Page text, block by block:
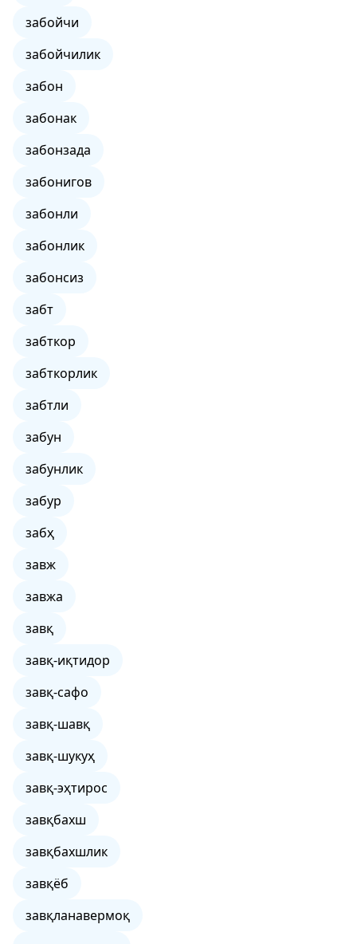
забойчи
забойчилик
забон
забонак
забонзада
забонигов
забонли
забонлик
забонсиз
забт
забткор
забткорлик
забтли
забун
забунлик
забур
забҳ
завж
завжа
завқ
завқ-иқтидор
завқ-сафо
завқ-шавқ
завқ-шукуҳ
завқ-эҳтирос
завқбахш
завқбахшлик
завқёб
завқланавермоқ